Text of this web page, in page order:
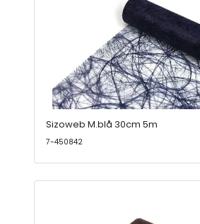
Sizoweb M.blå 30cm 5m
7-450842